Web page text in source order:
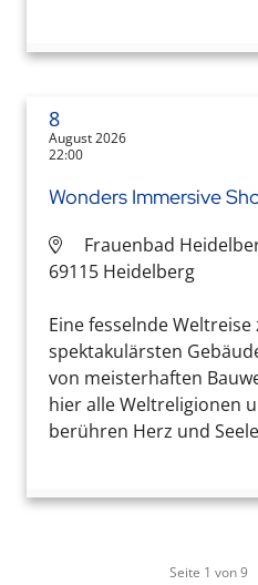
8
August 2026
22:00
Wonders Immersive
Frauenbad
69115 Heidelberg
Eine fesselnde Weltreise
spektakulärsten
von meisterhaften
hier alle Weltreligionen
berühren Herz und
Seite 1 von 9